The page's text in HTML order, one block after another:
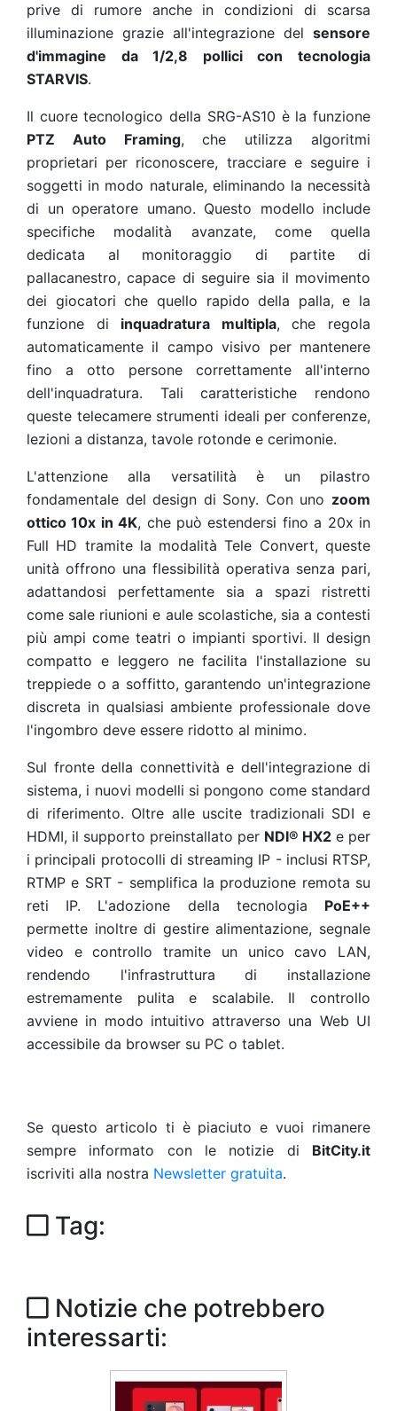
prive di rumore anche in condizioni di scarsa
illuminazione grazie all'integrazione del sensore
d'immagine da 1/2,8 pollici con tecnologia
STARVIS.
Il cuore tecnologico della SRG-AS10 è la funzione
PTZ Auto Framing, che utilizza algoritmi
proprietari per riconoscere, tracciare e seguire i
soggetti in modo naturale, eliminando la necessità
di un operatore umano. Questo modello include
specifiche modalità avanzate, come quella
dedicata al monitoraggio di partite di
pallacanestro, capace di seguire sia il movimento
dei giocatori che quello rapido della palla, e la
funzione di inquadratura multipla, che regola
automaticamente il campo visivo per mantenere
fino a otto persone correttamente all'interno
dell'inquadratura. Tali caratteristiche rendono
queste telecamere strumenti ideali per conferenze,
lezioni a distanza, tavole rotonde e cerimonie.
L'attenzione alla versatilità è un pilastro
fondamentale del design di Sony. Con uno zoom
ottico 10x in 4K, che può estendersi fino a 20x in
Full HD tramite la modalità Tele Convert, queste
unità offrono una flessibilità operativa senza pari,
adattandosi perfettamente sia a spazi ristretti
come sale riunioni e aule scolastiche, sia a contesti
più ampi come teatri o impianti sportivi. Il design
compatto e leggero ne facilita l'installazione su
treppiede o a soffitto, garantendo un'integrazione
discreta in qualsiasi ambiente professionale dove
l'ingombro deve essere ridotto al minimo.
Sul fronte della connettività e dell'integrazione di
sistema, i nuovi modelli si pongono come standard
di riferimento. Oltre alle uscite tradizionali SDI e
HDMI, il supporto preinstallato per NDI® HX2 e per
i principali protocolli di streaming IP - inclusi RTSP,
RTMP e SRT - semplifica la produzione remota su
reti IP. L'adozione della tecnologia PoE++
permette inoltre di gestire alimentazione, segnale
video e controllo tramite un unico cavo LAN,
rendendo l'infrastruttura di installazione
estremamente pulita e scalabile. Il controllo
avviene in modo intuitivo attraverso una Web UI
accessibile da browser su PC o tablet.
Se questo articolo ti è piaciuto e vuoi rimanere
sempre informato con le notizie di BitCity.it
iscriviti alla nostra Newsletter gratuita.
Tag:
Notizie che potrebbero
interessarti: